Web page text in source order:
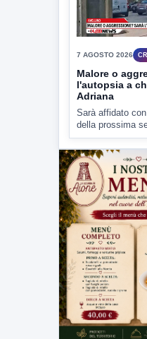
7 AGOSTO 2026
Malore o
l'autopsia a
Adriana
Sarà affidato con
della prossima